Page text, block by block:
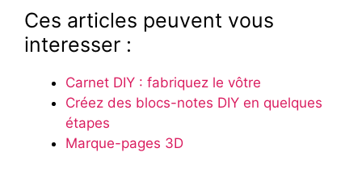
Ces articles peuvent vous
interesser :
Carnet DIY : fabriquez le vôtre
Créez des blocs-notes DIY en quelques
étapes
Marque-pages 3D